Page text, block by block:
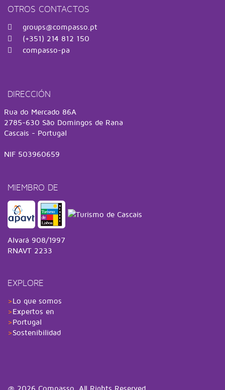
OTROS CONTACTOS
groups@compasso.pt
(+351) 214 812 150
compasso-pa
DIRECCIÓN
Rua do Mercado 86A
2785-630 São Domingos de Rana
Cascais - Portugal
NIF 503960659
MIEMBRO DE
Alvará 908/1997
RNAVT 2233
EXPLORE
>Lo que somos
>Expertos en
>Portugal
>Sostenibilidad
@ 2026 Compasso. All Rights Reserved.